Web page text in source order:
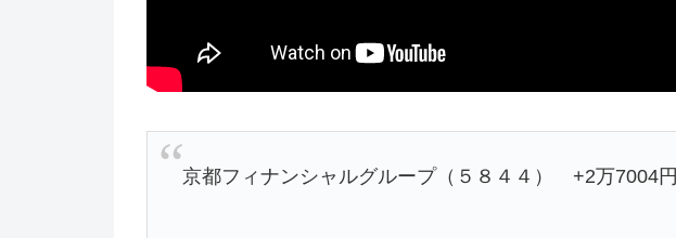
京都フィナンシャルグループ（５８４４） +2万7004円